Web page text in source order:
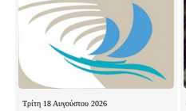
Τρίτη 18 Αυγούστου 2026